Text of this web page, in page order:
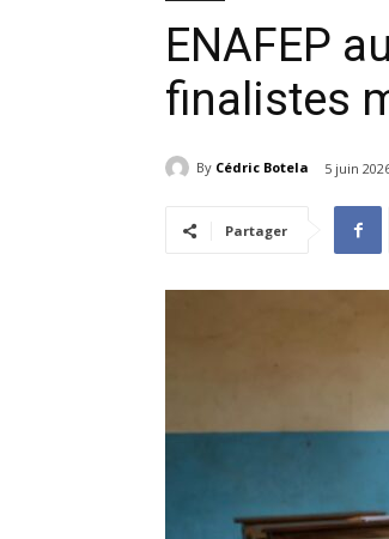
ENAFEP
finalistes
By Cédric Botela 5 juin
Partager